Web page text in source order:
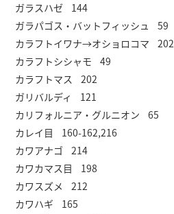
ガラスハゼ 144
ガラパゴス・バットフィッシュ 59
カラフトイワナ→オショロコマ 202
カラフトシシャモ 49
カラフトマス 202
ガリバルディ 121
カリフォルニア・グルニオン 65
カレイ目 160-162,216
カワアナゴ 214
カワカマス目 198
カワスズメ 212
カワハギ 165